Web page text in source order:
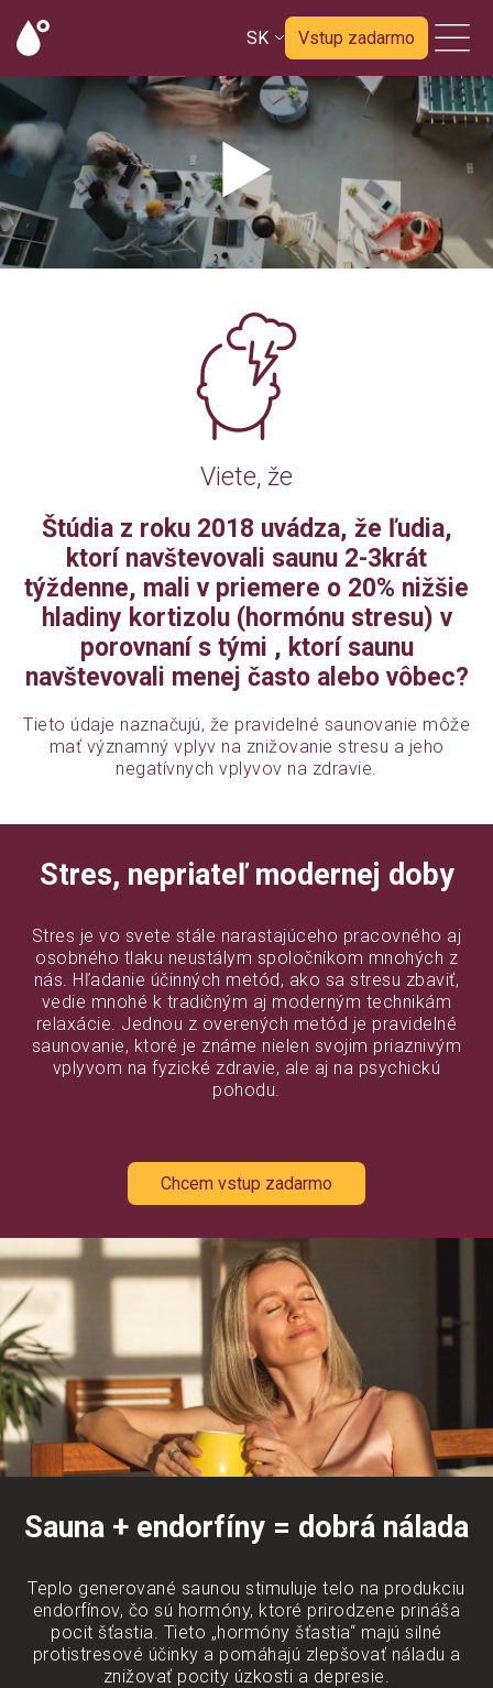
SK Vstup zadarmo
Viete, že
Štúdia z roku 2018 uvádza, že ľudia,
ktorí navštevovali saunu 2-3krát
týždenne, mali v priemere o 20% nižšie
hladiny kortizolu (hormónu stresu) v
porovnaní s tými , ktorí saunu
navštevovali menej často alebo vôbec?
Tieto údaje naznačujú, že pravidelné saunovanie môže
mať významný vplyv na znižovanie stresu a jeho
negatívnych vplyvov na zdravie.
Stres, nepriateľ modernej doby
Stres je vo svete stále narastajúceho pracovného aj
osobného tlaku neustálym spoločníkom mnohých z
nás. Hľadanie účinných metód, ako sa stresu zbaviť,
vedie mnohé k tradičným aj moderným technikám
relaxácie. Jednou z overených metód je pravidelné
saunovanie, ktoré je známe nielen svojim priaznivým
vplyvom na fyzické zdravie, ale aj na psychickú
pohodu.
Chcem vstup zadarmo
Sauna + endorfíny = dobrá nálada
Teplo generované saunou stimuluje telo na produkciu
endorfínov, čo sú hormóny, ktoré prirodzene prináša
pocit šťastia. Tieto „hormóny šťastia“ majú silné
protistresové účinky a pomáhajú zlepšovať náladu a
znižovať pocity úzkosti a depresie.